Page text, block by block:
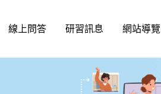
線上問答 研習訊息 網站導覽